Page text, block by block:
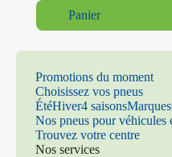
Panier
Promotions du moment
Choisissez vos pneus
ÉtéHiver4 saisonsMarques
Nos pneus pour véhicules
Trouvez votre centre
Nos services